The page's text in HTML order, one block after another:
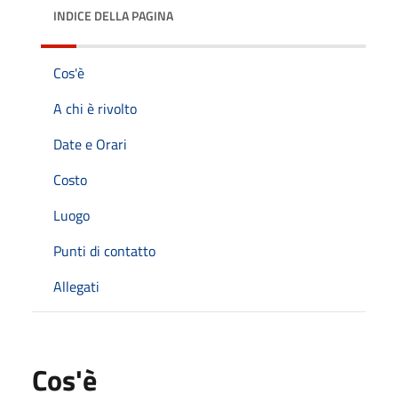
INDICE DELLA PAGINA
Cos'è
A chi è rivolto
Date e Orari
Costo
Luogo
Punti di contatto
Allegati
Cos'è